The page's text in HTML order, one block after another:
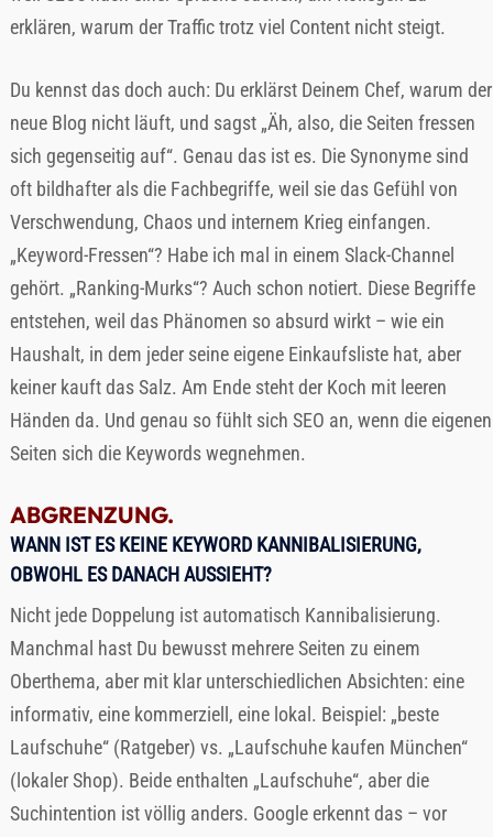
erklären, warum der Traffic trotz viel Content nicht steigt.
Du kennst das doch auch: Du erklärst Deinem Chef, warum der
neue Blog nicht läuft, und sagst „Äh, also, die Seiten fressen
sich gegenseitig auf“. Genau das ist es. Die Synonyme sind
oft bildhafter als die Fachbegriffe, weil sie das Gefühl von
Verschwendung, Chaos und internem Krieg einfangen.
„Keyword-Fressen“? Habe ich mal in einem Slack-Channel
gehört. „Ranking-Murks“? Auch schon notiert. Diese Begriffe
entstehen, weil das Phänomen so absurd wirkt – wie ein
Haushalt, in dem jeder seine eigene Einkaufsliste hat, aber
keiner kauft das Salz. Am Ende steht der Koch mit leeren
Händen da. Und genau so fühlt sich SEO an, wenn die eigenen
Seiten sich die Keywords wegnehmen.
ABGRENZUNG.
WANN IST ES KEINE KEYWORD KANNIBALISIERUNG,
OBWOHL ES DANACH AUSSIEHT?
Nicht jede Doppelung ist automatisch Kannibalisierung.
Manchmal hast Du bewusst mehrere Seiten zu einem
Oberthema, aber mit klar unterschiedlichen Absichten: eine
informativ, eine kommerziell, eine lokal. Beispiel: „beste
Laufschuhe“ (Ratgeber) vs. „Laufschuhe kaufen München“
(lokaler Shop). Beide enthalten „Laufschuhe“, aber die
Suchintention ist völlig anders. Google erkennt das – vor